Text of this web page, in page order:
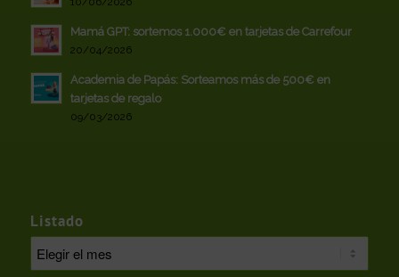
Mamá GPT: sortemos 1.000€ en tarjetas de Carrefour
20/04/2026
Academia de Papás: Sorteamos más de 500€ en
tarjetas de regalo
09/03/2026
Listado